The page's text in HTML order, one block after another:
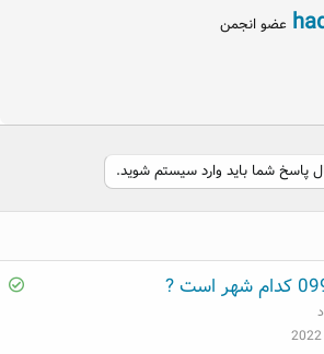
عضو انجمن
پاسخ شما باید وارد سیستم شوید.
S
2022